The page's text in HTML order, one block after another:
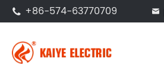
 +86-574-63770709 